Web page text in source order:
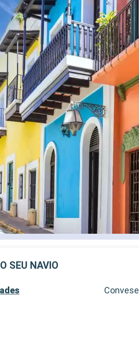
O SEU NAVIO